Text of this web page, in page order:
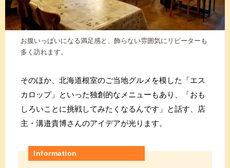
お腹いっぱいになる満足感と、飾らない雰囲気にリピーターも
多く訪れます。
そのほか、北海道根室のご当地グルメを模した「エス
カロップ」といった独創的なメニューもあり、「おも
しろいことに挑戦してみたくなるんです」と話す、店
主・溝邉貴博さんのアイデアが光ります。
Information